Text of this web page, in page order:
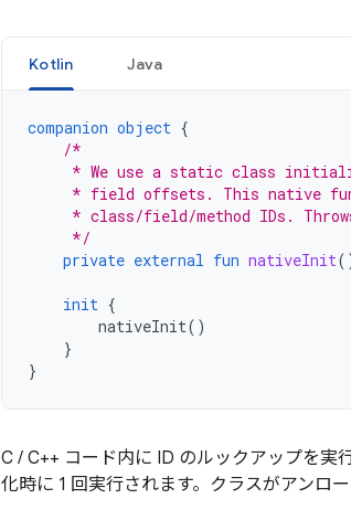
Kotlin Java
companion object {
/*
* We use a static class
* field offsets. This native
* class/field/method IDs.
     */
private external fun nativeInit
init {
nativeInit()
}
}
C / C++ コード内に ID のルックアップを実
化時に 1 回実行されます。クラスがアンロ